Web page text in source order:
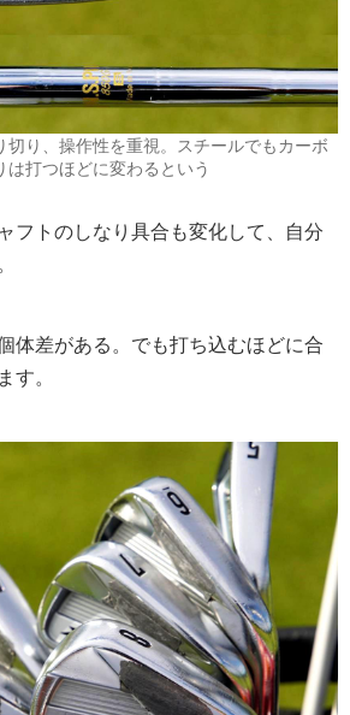
切り、操作性を重視。スチールでもカーボ
は打つほどに変わるという
フトのしなり具合も変化して、自分
体差がある。でも打ち込むほどに合
す。